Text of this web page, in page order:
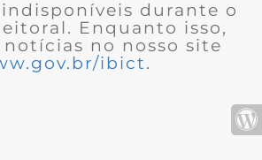
durante o
Enquanto isso,
notícias no nosso site
ibict.